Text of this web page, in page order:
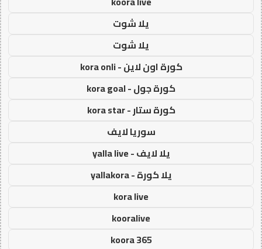
يلا شوت
يلا شوت
كورة اون لاين - kora onli
كورة جول - kora goal
كورة ستار - kora star
سوريا لايف
يلا لايف - yalla live
يلا كورة - yallakora
kora live
kooralive
koora 365